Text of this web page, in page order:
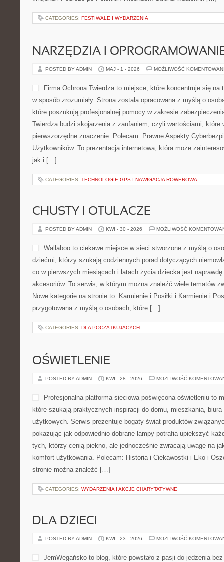
CATEGORIES: FESTIWALE I WYDARZENIA
NARZĘDZIA I
POSTED BY ADMIN MAJ - 1 - 2026 MOŻLIWOŚĆ
Firma Ochrona Twierdza to miejsce, które koncentruje się
w sposób zrozumiały. Strona została opracowana z myślą o
które poszukują profesjonalnej pomocy w zakresie
Twierdza budzi skojarzenia z zaufaniem, czyli wartościami, które
pierwszorzędne znaczenie. Polecam: Prawne Aspekty
Użytkowników. To prezentacja internetowa, która może
jak i […]
CATEGORIES: TECHNOLOGIE GPS I NAWIGACJA ROWEROWA
CHUSTY I OTULACZE
POSTED BY ADMIN KWI - 30 - 2026 MOŻLIWOŚĆ
Wallaboo to ciekawe miejsce w sieci stworzone z myślą o
dziećmi, którzy szukają codziennych porad dotyczących
co w pierwszych miesiącach i latach życia dziecka jest
akcesoriów. To serwis, w którym można znaleźć wiele tematów
Nowe kategorie na stronie to: Karmienie i Posiłki i Karmienie i
przygotowana z myślą o osobach, które […]
CATEGORIES: DLA POCZĄTKUJĄCYCH
OŚWIETLENIE
POSTED BY ADMIN KWI - 28 - 2026 MOŻLIWOŚĆ
Profesjonalna platforma sieciowa poświęcona oświetleniu to
które szukają praktycznych inspiracji do domu, mieszkania,
użytkowych. Serwis prezentuje bogaty świat produktów
pokazując jak odpowiednio dobrane lampy potrafią upiększyć
tych, którzy cenią piękno, ale jednocześnie zwracają uwagę na
komfort użytkowania. Polecam: Historia i Ciekawostki i Eko i
stronie można znaleźć […]
CATEGORIES: WYDARZENIA I AKCJE CHARYTATYWNE
DLA DZIECI
POSTED BY ADMIN KWI - 23 - 2026 MOŻLIWOŚĆ
JemWegańsko to blog, które powstało z pasji do jedzenia